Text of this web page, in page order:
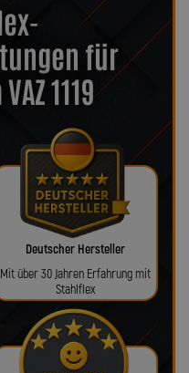
für
1119
Deutscher Hersteller
Mit über 30 Jahren Erfahrung mit
Stahlflex